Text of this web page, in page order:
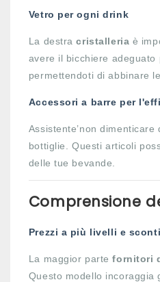
Vetro per ogni drink
La destracristalleria è
avere il bicchiere adeguato
permettendoti di abbinare
Accessori a barre per
Assistente’non dimenticare
bottiglie. Questi articoli
delle tue bevande.
Comprensione
Prezzi a più livelli e
La maggior partefornitori
Questo modello incoraggia